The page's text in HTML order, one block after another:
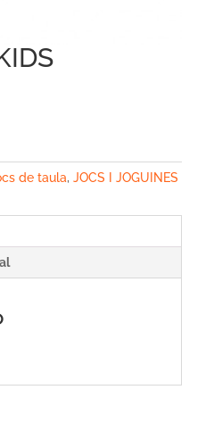
de taula, JOCS I JOGUINES